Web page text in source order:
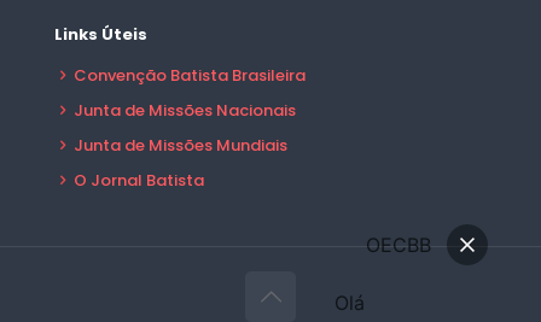
Links Úteis
Convenção Batista Brasileira
Junta de Missões Nacionais
Junta de Missões Mundiais
O Jornal Batista
OECBB
Olá